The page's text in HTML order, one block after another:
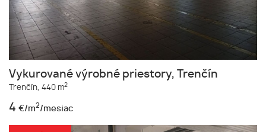
Vykurované výrobné priestory, Trenčín
Trenčín, 440 m2
4 €/m2/mesiac